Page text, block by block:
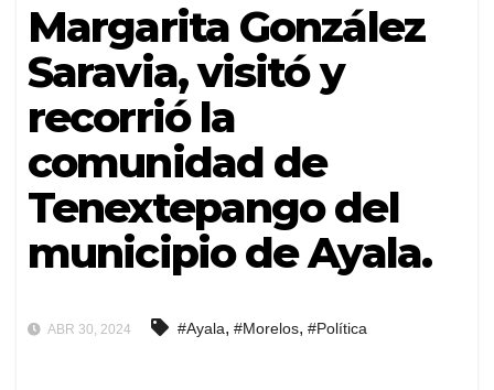
Margarita González
Saravia, visitó y
recorrió la
comunidad de
Tenextepango del
municipio de Ayala.
ABR 30, 2024 #Ayala, #Morelos, #Política